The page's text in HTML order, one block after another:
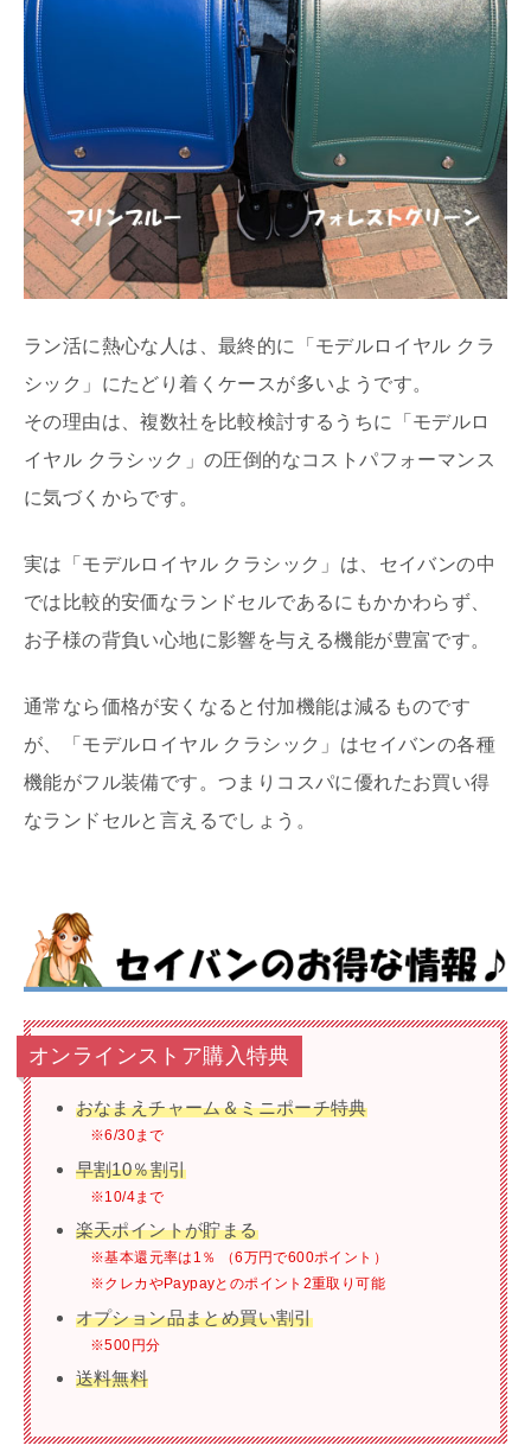
ラン活に熱心な人は、最終的に「モデルロイヤル クラ
シック」にたどり着くケースが多いようです。
その理由は、複数社を比較検討するうちに「モデルロ
イヤル クラシック」の圧倒的なコストパフォーマンス
に気づくからです。
実は「モデルロイヤル クラシック」は、セイバンの中
では比較的安価なランドセルであるにもかかわらず、
お子様の背負い心地に影響を与える機能が豊富です。
通常なら価格が安くなると付加機能は減るものです
が、「モデルロイヤル クラシック」はセイバンの各種
機能がフル装備です。つまりコスパに優れたお買い得
なランドセルと言えるでしょう。
オンラインストア購入特典
おなまえチャーム＆ミニポーチ特典
※6/30まで
早割10％割引
※10/4まで
楽天ポイントが貯まる
※基本還元率は1％ （6万円で600ポイント）
※クレカやPaypayとのポイント2重取り可能
オプション品まとめ買い割引
※500円分
送料無料